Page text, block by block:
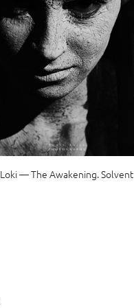
Loki — The Awakening. Solvent